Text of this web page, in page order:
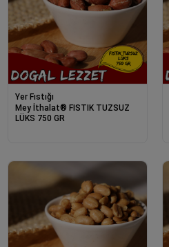
Yer Fıstığı
Mey İthalat® FISTIK TUZSUZ
LÜKS 750 GR